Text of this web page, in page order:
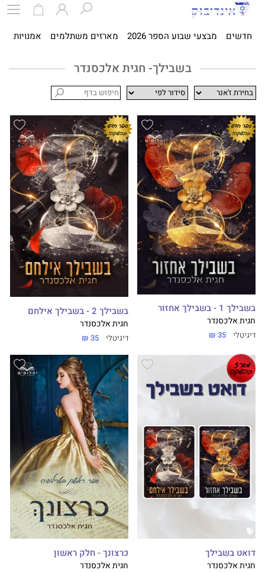
חדשים מבצעי שבוע הספר 2026 מארזים משתלמים אמנויות
בשבילך- חגית אלכסנדר
בשבילך 1 - בשבילך אחזור
חגית אלכסנדר
דיגיטלי 35 ₪
בשבילך 2 - בשבילך אילחם
חגית אלכסנדר
דיגיטלי 35 ₪
דואט בשבילך
חגית אלכסנדר
כרצונך - חלק ראשון
חגית אלכסנדר